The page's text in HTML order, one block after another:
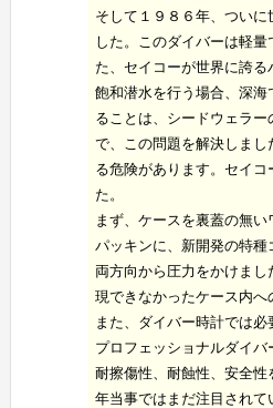
そして１９８６年、つい
した。このダイバーは軽
た、セイコーが世界に誇
飽和潜水を行う場合、深
ることは、シードウェラ
で、この問題を解決しま
る危険があります。セイ
た。
まず、ケースを裏蓋の無
パッキンに、新開発の特
両方向から圧力をかけま
現できなかったケース内
また、ダイバー時計では
プロフェッショナルダイ
耐擦傷性、耐蝕性、安全
年当事ではまだ注目され